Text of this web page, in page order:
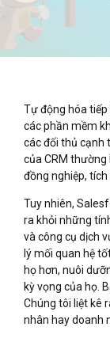
Tự động hóa tiếp
các phần mềm
các đối thủ cạnh
của CRM thường
đồng nghiệp,
Tuy nhiên,
ra khỏi những
và công cụ dịch
lý mối quan hệ
họ hơn, nuôi
kỳ vọng của họ.
Chúng tôi liệt kê
nhân hay doanh